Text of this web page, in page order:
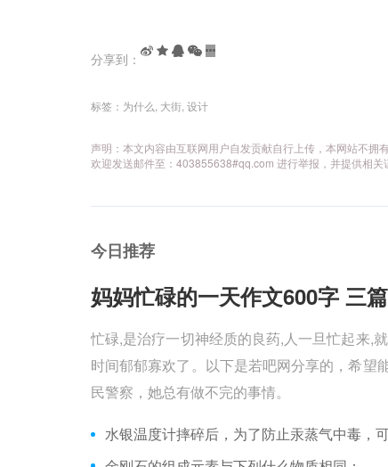
分享到：
标签： 为什么 大街 设计
声明：本文内容由互联网用户自发贡献自行上传，本网站不拥
欢迎发送邮件至：403855638#qq.com 进行举报，并提供相关
今日推荐
妈妈忙碌的一天作文600字 三篇
忙碌,是治疗一切神经质的良药,人一旦忙起来,
时间郁郁寡欢了。以下是若吧网分享的，希望
民警察，她总有做不完的事情。